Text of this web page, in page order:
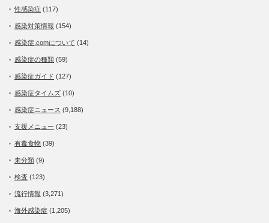
性感染症 (117)
感染対策情報 (154)
感染症.comについて (14)
感染症の種類 (59)
感染症ガイド (127)
感染症タイムズ (10)
感染症ニュース (9,188)
支援メニュー (23)
有毒食物 (39)
未分類 (9)
検査 (123)
流行情報 (3,271)
海外感染症 (1,205)